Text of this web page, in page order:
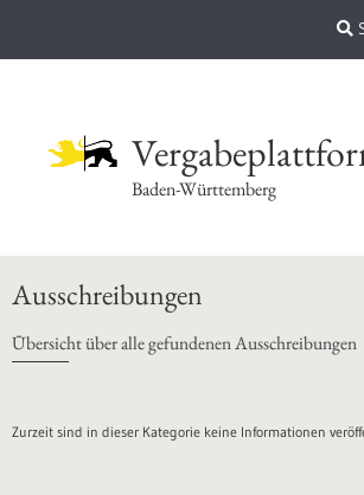
Baden-Württemberg
Ausschreibungen
Übersicht über alle gefundenen Ausschreibungen
Zurzeit sind in dieser Kategorie keine Informationen